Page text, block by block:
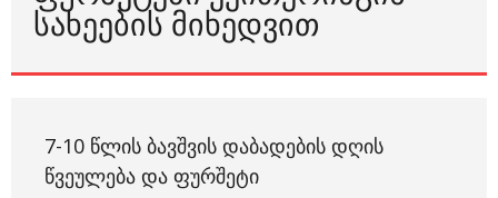
ᲡᲐᲮᲔᲔᲑᲘᲡ ᲛᲘᲮᲔᲓᲕᲘᲗ
7-10 ᲬᲚᲘᲡ ᲑᲐᲕᲨᲕᲘᲡ ᲓᲐᲑᲐᲓᲔᲑᲘᲡ ᲓᲦᲘᲡ
ᲬᲕᲔᲣᲚᲔᲑᲐ ᲓᲐ ᲤᲣᲠᲨᲔᲢᲘ